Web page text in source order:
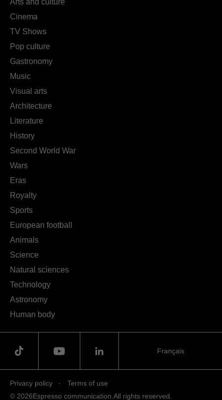
Arts and culture
Cinema
TV Shows
Pop culture
Gastronomy
Music
Visual arts
Architecture
Literature
History
Second World War
Wars
Eras
Royalty
Sports
European football
Animals
Science
Natural sciences
Technology
Astronomy
Human body
Privacy policy
Terms of use
© 2026Espresso communication. All rights reserved.
Français